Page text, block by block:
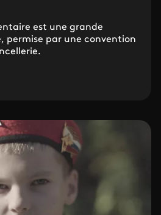
est une grande
permise par une convention